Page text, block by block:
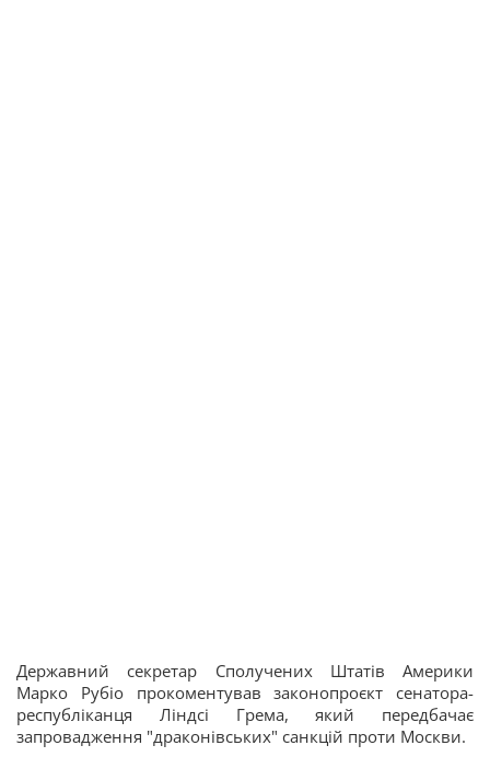
Державний секретар Сполучених Штатів Америки
Марко Рубіо прокоментував законопроєкт сенатора-
республіканця Ліндсі Грема, який передбачає
запровадження "драконівських" санкцій проти Москви.